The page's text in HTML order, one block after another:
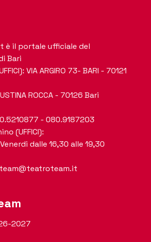
è il portale ufficiale del
Bari
VIA ARGIRO 73- BARI - 70121
ROCCA - 70126 Bari
- 080.9187203
(UFFICI):
dalle 16,30 alle 19,30
2027